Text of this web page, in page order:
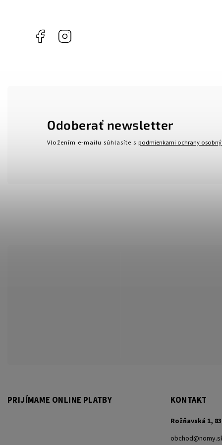
Facebook
PRIJÍMAME ONLINE PLATBY KONTAKT
Rožňavská 1,
obchod@
Odoberať newsletter
Vložením e-mailu súhlasíte s podmienkami ochrany